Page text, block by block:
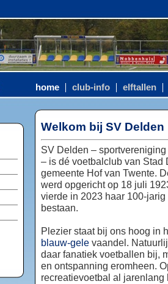
home club-info elftallen
Welkom bij SV Delden
SV Delden –
– is dé voetbalclub van Stad
gemeente Hof van Twente.
werd opgericht op 18 juli
vierde in 2023 haar 100-jarig
bestaan.
Plezier staat bij ons hoog in
blauw-gele vaandel.
daar fanatiek voetballen bij,
en ontspanning eromheen.
recreatievoetbal al jarenlang